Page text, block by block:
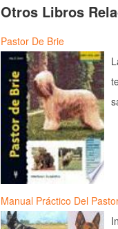
Otros Libros
Pastor De Brie
Manual Práctico Del